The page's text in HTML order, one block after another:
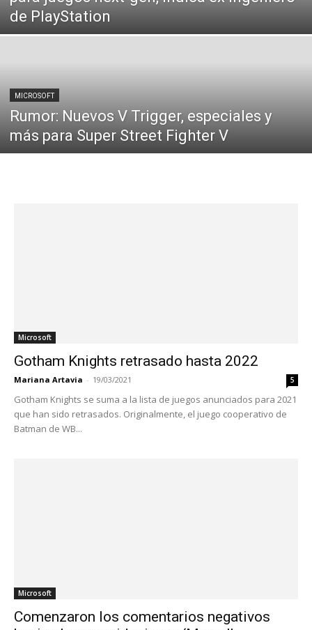
de PlayStation
MICROSOFT
Rumor: Nuevos V Trigger, especiales y
más para Super Street Fighter V
Microsoft
Gotham Knights retrasado hasta 2022
Mariana Artavia - 19/03/2021 5
Gotham Knights se suma a la lista de juegos anunciados para 2021
que han sido retrasados. Originalmente, el juego cooperativo de
Batman de WB...
Microsoft
Comenzaron los comentarios negativos